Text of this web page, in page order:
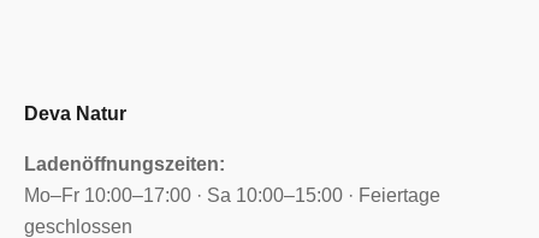
Deva Natur
Ladenöffnungszeiten:
Mo–Fr 10:00–17:00 · Sa 10:00–15:00 · Feiertage
geschlossen